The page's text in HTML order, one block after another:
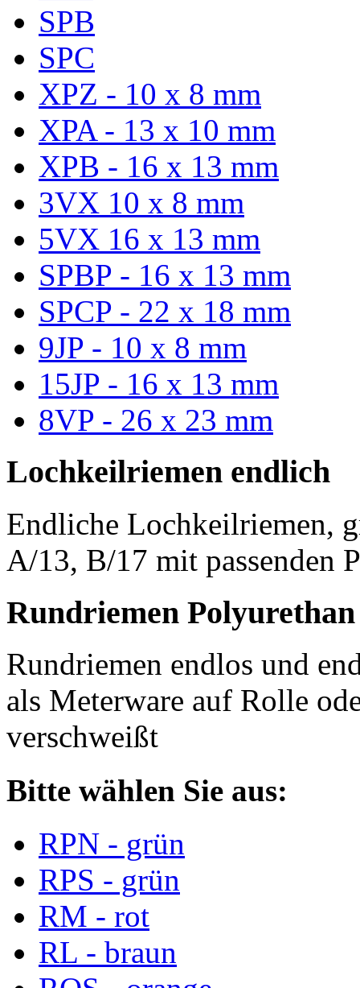
SPB
SPC
XPZ - 10 x 8 mm
XPA - 13 x 10 mm
XPB - 16 x 13 mm
3VX 10 x 8 mm
5VX 16 x 13 mm
SPBP - 16 x 13 mm
SPCP - 22 x 18 mm
9JP - 10 x 8 mm
15JP - 16 x 13 mm
8VP - 26 x 23 mm
Lochkeilriemen endlich
Endliche Lochkeilriemen,
A/13, B/17 mit passenden
Rundriemen Polyurethan
Rundriemen endlos und
als Meterware auf Rolle
verschweißt
Bitte wählen Sie aus:
RPN - grün
RPS - grün
RM - rot
RL - braun